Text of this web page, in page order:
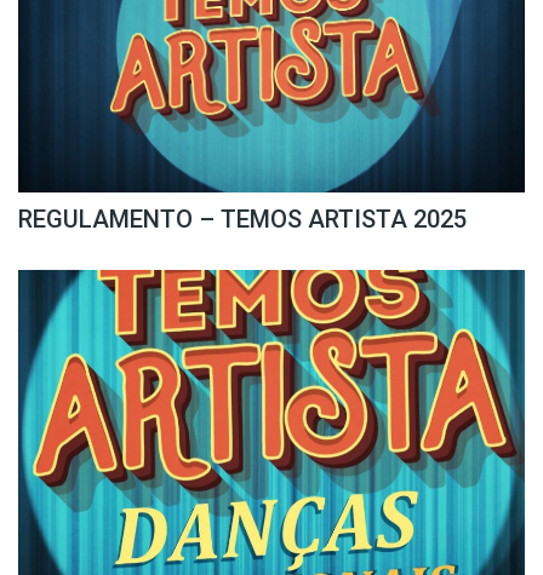
REGULAMENTO – TEMOS ARTISTA 2025